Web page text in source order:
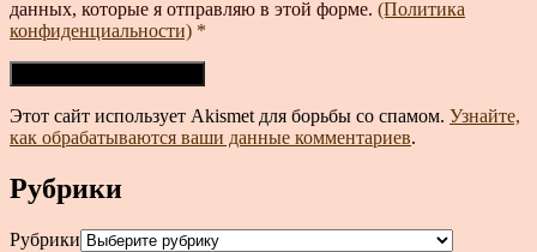
данных, которые я отправляю в этой форме. (Политика
конфиденциальности) *
Этот сайт использует Akismet для борьбы со спамом. Узнайте,
как обрабатываются ваши данные комментариев.
Рубрики
Рубрики